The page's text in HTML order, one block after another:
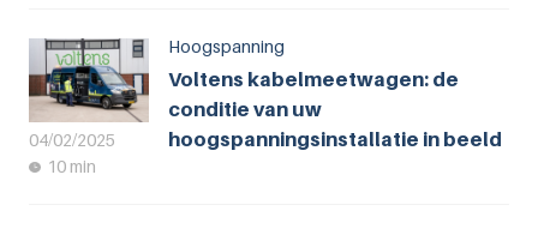
04/02/2025
10 min
Hoogspanning
Voltens kabelmeetwagen: de
conditie van uw
hoogspanningsinstallatie in beeld